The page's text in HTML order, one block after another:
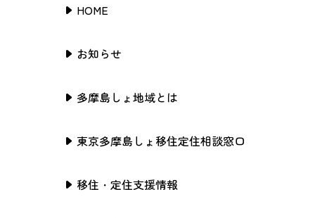
HOME
お知らせ
多摩島しょ地域とは
東京多摩島しょ移住定住相談窓口
移住・定住支援情報